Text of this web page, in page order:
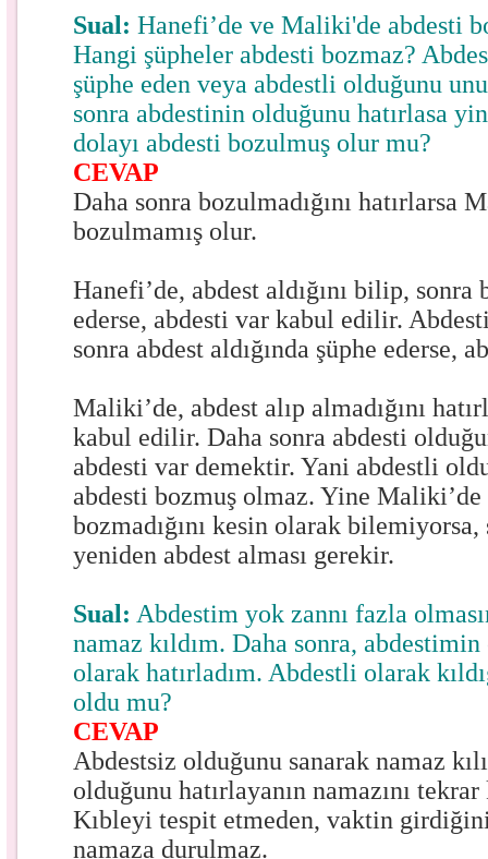
Sual: Hanefi’de ve Maliki'de abdesti
Hangi şüpheler abdesti bozmaz?
şüphe eden veya abdestli olduğunu
sonra abdestinin olduğunu hatırlasa
dolayı abdesti bozulmuş olur mu?
CEVAP
Daha sonra bozulmadığını hatırlarsa
bozulmamış olur.
Hanefi’de, abdest aldığını bilip, sonra
ederse, abdesti var kabul edilir.
sonra abdest aldığında şüphe ederse,
Maliki’de, abdest alıp almadığını
kabul edilir. Daha sonra abdesti
abdesti var demektir. Yani abdestli
abdesti bozmuş olmaz. Yine
bozmadığını kesin olarak
yeniden abdest alması gerekir.
Sual: Abdestim yok zannı fazla
namaz kıldım. Daha sonra,
olarak hatırladım. Abdestli olarak
oldu mu?
CEVAP
Abdestsiz olduğunu sanarak namaz
olduğunu hatırlayanın namazını
Kıbleyi tespit etmeden, vaktin
namaza durulmaz.